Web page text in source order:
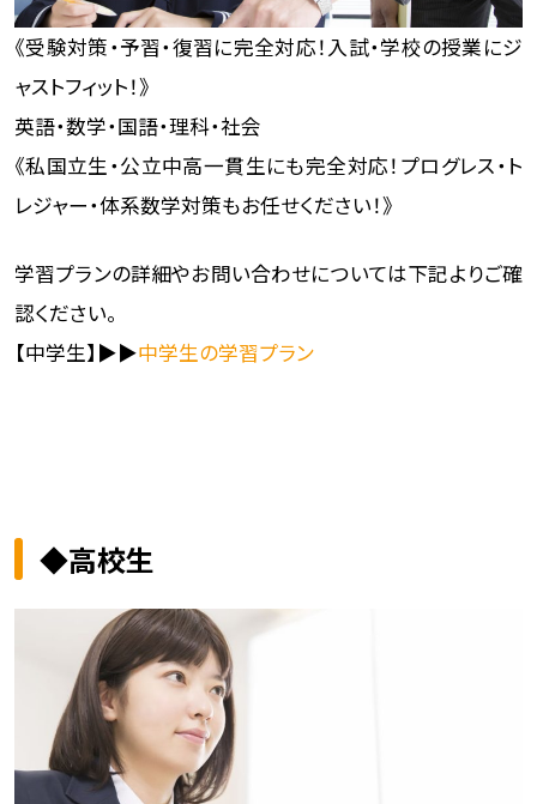
《受験対策・予習・復習に完全対応！入試・学校の授業にジ
ャストフィット！》
英語・数学・国語・理科・社会
《私国立生・公立中高一貫生にも完全対応！プログレス・ト
レジャー・体系数学対策もお任せください！》
学習プランの詳細やお問い合わせについては下記よりご確
認ください。
【中学生】▶▶中学生の学習プラン
◆高校生